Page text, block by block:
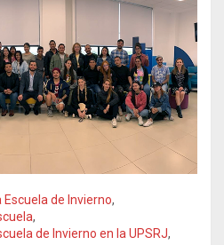
de Invierno,
,
de Invierno en la UPSRJ,